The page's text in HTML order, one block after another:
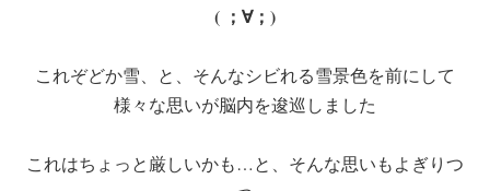
( ；∀；)
これぞどか雪、と、そんなシビれる雪景色を前にして
様々な思いが脳内を逡巡しました
これはちょっと厳しいかも…と、そんな思いもよぎりつ